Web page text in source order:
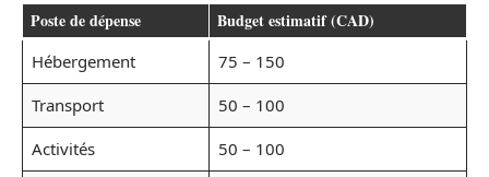
Poste de dépense Budget estimatif (CAD)
Hébergement
75 – 150
Transport
50 – 100
Activités
50 – 100